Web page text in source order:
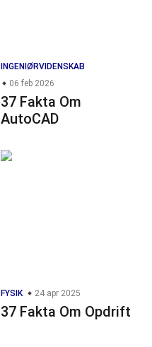
INGENIØRVIDENSKAB
06 feb 2026
37 Fakta Om
AutoCAD
FYSIK 24 apr 2025
37 Fakta Om Opdrift